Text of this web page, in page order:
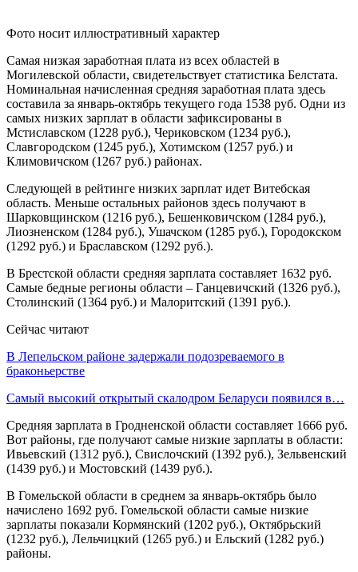
Фото носит иллюстративный характер
Самая низкая заработная плата из всех областей в
Могилевской области, свидетельствует статистика Белстата.
Номинальная начисленная средняя заработная плата здесь
составила за январь-октябрь текущего года 1538 руб. Одни из
самых низких зарплат в области зафиксированы в
Мстиславском (1228 руб.), Чериковском (1234 руб.),
Славгородском (1245 руб.), Хотимском (1257 руб.) и
Климовичском (1267 руб.) районах.
Следующей в рейтинге низких зарплат идет Витебская
область. Меньше остальных районов здесь получают в
Шарковщинском (1216 руб.), Бешенковичском (1284 руб.),
Лиозненском (1284 руб.), Ушачском (1285 руб.), Городокском
(1292 руб.) и Браславском (1292 руб.).
В Брестской области средняя зарплата составляет 1632 руб.
Самые бедные регионы области – Ганцевичский (1326 руб.),
Столинский (1364 руб.) и Малоритский (1391 руб.).
Сейчас читают
В Лепельском районе задержали подозреваемого в
браконьерстве
Самый высокий открытый скалодром Беларуси появился в…
Средняя зарплата в Гродненской области составляет 1666 руб.
Вот районы, где получают самые низкие зарплаты в области:
Ивьевский (1312 руб.), Свислочский (1392 руб.), Зельвенский
(1439 руб.) и Мостовский (1439 руб.).
В Гомельской области в среднем за январь-октябрь было
начислено 1692 руб. Гомельской области самые низкие
зарплаты показали Кормянский (1202 руб.), Октябрьский
(1232 руб.), Лельчицкий (1265 руб.) и Ельский (1282 руб.)
районы.